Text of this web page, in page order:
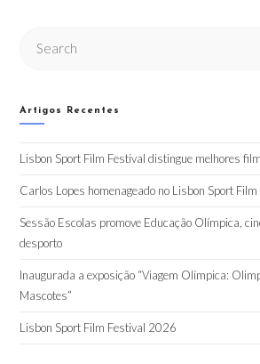
Artigos Recentes
Lisbon Sport Film Festival distingue melhores
Carlos Lopes homenageado no Lisbon Sport
Sessão Escolas promove Educação Olímpica,
desporto
Inaugurada a exposição “Viagem Olímpica:
Mascotes”
Lisbon Sport Film Festival 2026